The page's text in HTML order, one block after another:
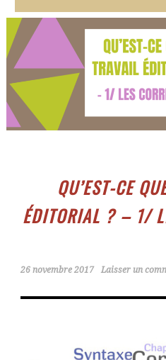
QU’EST-CE
ÉDITORIAL ? – 1/
26 novembre 2017 Laisser un